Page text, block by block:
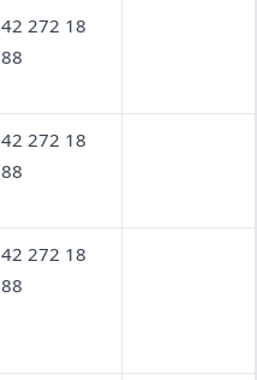
42 272 18
88
42 272 18
88
42 272 18
88